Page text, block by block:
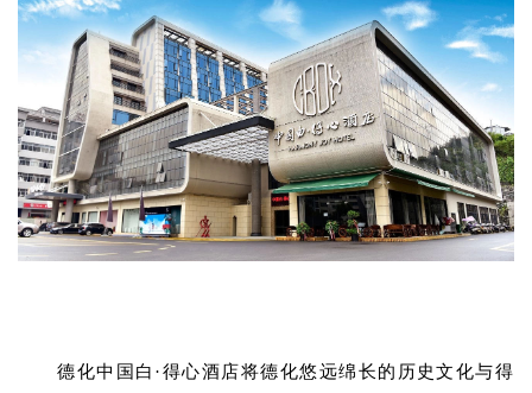
德化中国白·得心酒店将德化悠远绵长的历史文化与得